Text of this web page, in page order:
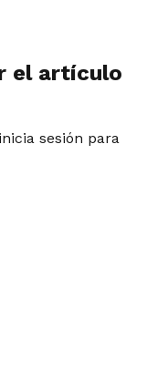
el artículo
sesión para